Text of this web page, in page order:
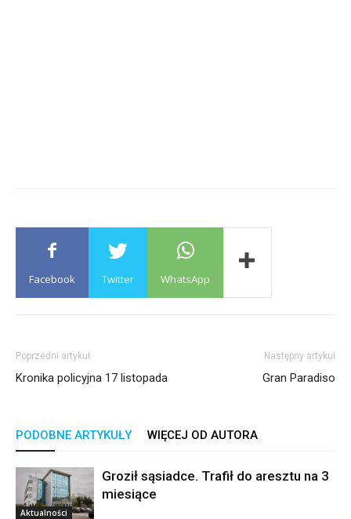
Facebook Twitter WhatsApp
Poprzedni artykuł
Kronika policyjna 17 listopada
Następny artykuł
Gran Paradiso
PODOBNE ARTYKUŁY WIĘCEJ OD AUTORA
Aktualności
Groził sąsiadce. Trafił do aresztu na 3
miesiące